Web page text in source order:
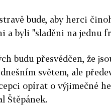
bude, aby herci
a byli "sladěni na jednu
budu přesvědčen, že
světem, ale
opírat o výjimečné
Štěpánek.